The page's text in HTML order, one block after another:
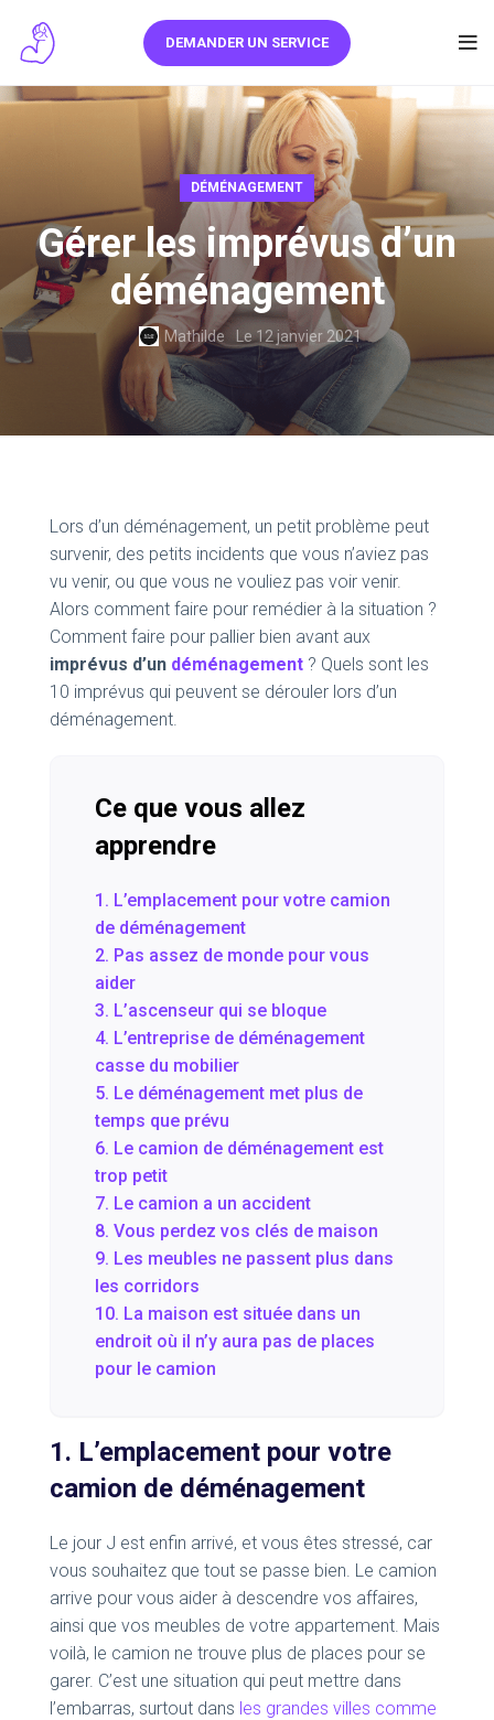
DEMANDER UN SERVICE
DÉMÉNAGEMENT
Gérer les imprévus d’un
déménagement
Mathilde Le 12 janvier 2021
Lors d’un déménagement, un petit problème peut
survenir, des petits incidents que vous n’aviez pas
vu venir, ou que vous ne vouliez pas voir venir.
Alors comment faire pour remédier à la situation ?
Comment faire pour pallier bien avant aux
imprévus d’un déménagement ? Quels sont les
10 imprévus qui peuvent se dérouler lors d’un
déménagement.
Ce que vous allez
apprendre
1. L’emplacement pour votre camion
de déménagement
2. Pas assez de monde pour vous
aider
3. L’ascenseur qui se bloque
4. L’entreprise de déménagement
casse du mobilier
5. Le déménagement met plus de
temps que prévu
6. Le camion de déménagement est
trop petit
7. Le camion a un accident
8. Vous perdez vos clés de maison
9. Les meubles ne passent plus dans
les corridors
10. La maison est située dans un
endroit où il n’y aura pas de places
pour le camion
1. L’emplacement pour votre
camion de déménagement
Le jour J est enfin arrivé, et vous êtes stressé, car
vous souhaitez que tout se passe bien. Le camion
arrive pour vous aider à descendre vos affaires,
ainsi que vos meubles de votre appartement. Mais
voilà, le camion ne trouve plus de places pour se
garer. C’est une situation qui peut mettre dans
l’embarras, surtout dans les grandes villes comme